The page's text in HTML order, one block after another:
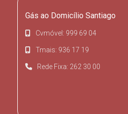
Gás ao Domicílio Santiago
Cvmóvel: 999 69 04
Tmais: 936 17 19
Rede Fixa: 262 30 00